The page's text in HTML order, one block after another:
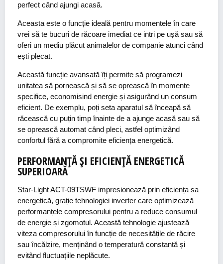
perfect când ajungi acasă.
Aceasta este o funcție ideală pentru momentele în care
vrei să te bucuri de răcoare imediat ce intri pe ușă sau să
oferi un mediu plăcut animalelor de companie atunci când
ești plecat.
Această funcție avansată îți permite să programezi
unitatea să pornească și să se oprească în momente
specifice, economisind energie și asigurând un consum
eficient. De exemplu, poți seta aparatul să înceapă să
răcească cu puțin timp înainte de a ajunge acasă sau să
se oprească automat când pleci, astfel optimizând
confortul fără a compromite eficiența energetică.
PERFORMANȚĂ ȘI EFICIENȚĂ ENERGETICĂ
SUPERIOARĂ
Star-Light ACT-09TSWF impresionează prin eficiența sa
energetică, grație tehnologiei inverter care optimizează
performanțele compresorului pentru a reduce consumul
de energie și zgomotul. Această tehnologie ajustează
viteza compresorului în funcție de necesitățile de răcire
sau încălzire, menținând o temperatură constantă și
evitând fluctuațiile neplăcute.